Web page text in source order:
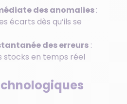
des anomalies:
écarts dès qu’ils se
des erreurs :
stocks en temps réel